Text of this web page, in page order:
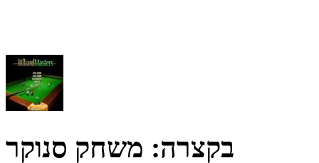
בקצרה: משחק סנוקר